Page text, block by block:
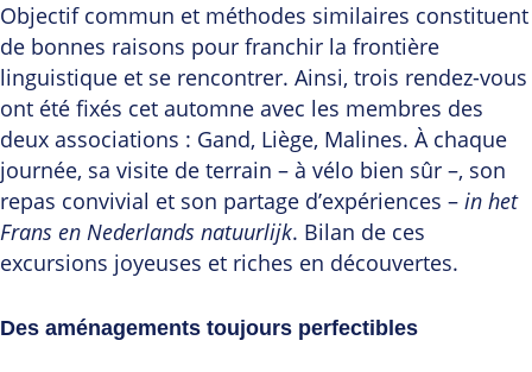
Objectif commun et méthodes similaires constituent
de bonnes raisons pour franchir la frontière
linguistique et se rencontrer. Ainsi, trois rendez-vous
ont été fixés cet automne avec les membres des
deux associations : Gand, Liège, Malines. À chaque
journée, sa visite de terrain – à vélo bien sûr –, son
repas convivial et son partage d’expériences – in het
Frans en Nederlands natuurlijk. Bilan de ces
excursions joyeuses et riches en découvertes.
Des aménagements toujours perfectibles